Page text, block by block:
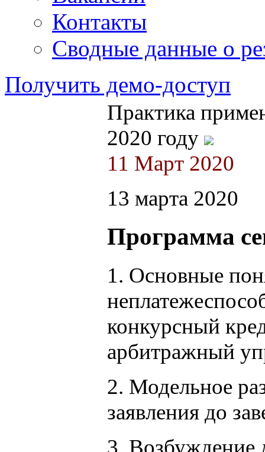
Контакты
Сводные данные о
Получить демо-доступ
Практика
2020 году
11 Март 2020
13 марта 2020
Программа
1. Основные
конкурсный
арбитражный
2. Модельное
заявления до
3. Возбуждение